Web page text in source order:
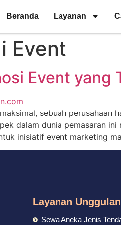
Beranda Layanan
Event
Event yang
sebuah
dalam dunia pemasaran
inisiatif event marketing
Layanan Unggulan
Sewa Aneka Jenis